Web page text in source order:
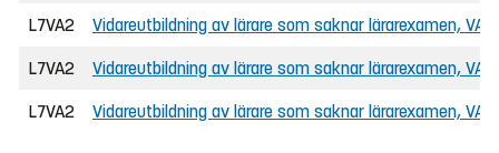
L7VA2 Vidareutbildning av lärare som saknar lärarexamen, VAL
L7VA2 Vidareutbildning av lärare som saknar lärarexamen, VAL
L7VA2 Vidareutbildning av lärare som saknar lärarexamen, VAL